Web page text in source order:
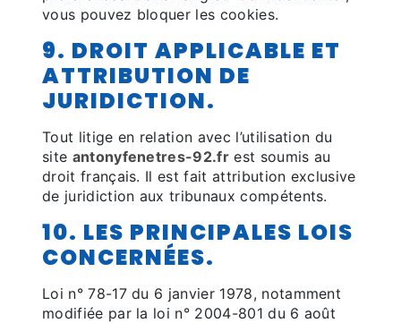
vous pouvez bloquer les cookies.
9. DROIT APPLICABLE ET
ATTRIBUTION DE
JURIDICTION.
Tout litige en relation avec l’utilisation du
site antonyfenetres-92.fr est soumis au
droit français. Il est fait attribution exclusive
de juridiction aux tribunaux compétents.
10. LES PRINCIPALES LOIS
CONCERNÉES.
Loi n° 78-17 du 6 janvier 1978, notamment
modifiée par la loi n° 2004-801 du 6 août